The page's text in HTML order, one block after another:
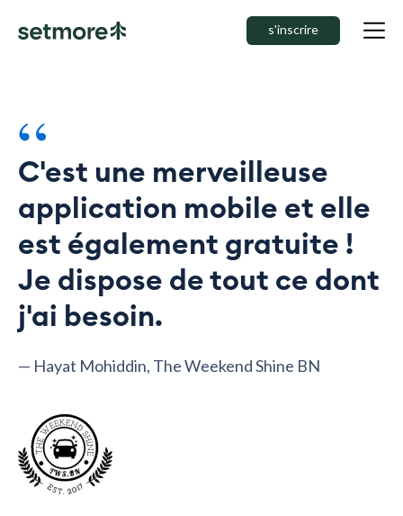
s'inscrire
“
C'est une merveilleuse
application mobile et elle
est également gratuite !
Je dispose de tout ce dont
j'ai besoin.
— Hayat Mohiddin, The Weekend Shine BN